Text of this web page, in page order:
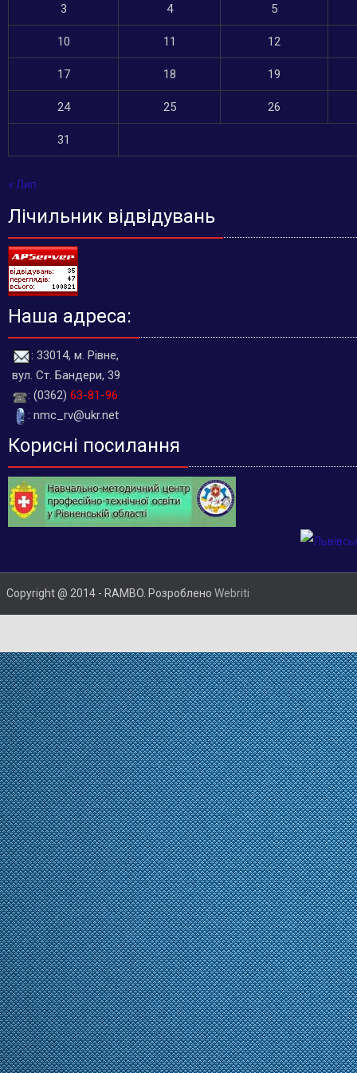
3 4 5
10 11 12
17 18 19
24 25 26
31
« Лип
Лічильник відвідувань
Наша адреса:
: 33014, м. Рівне,
вул. Ст. Бандери, 39
: (0362) 63-81-96
: nmc_rv@ukr.net
Корисні посилання
Copyright @ 2014 - RAMBO. Розроблено Webriti